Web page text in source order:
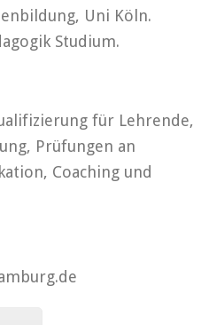
Uni Köln.
Studium.
für Lehrende,
Prüfungen an
Coaching und